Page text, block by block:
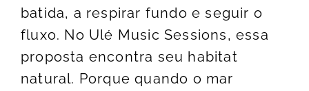
batida, a respirar fundo e seguir o
fluxo. No Ulé Music Sessions, essa
proposta encontra seu habitat
natural. Porque quando o mar